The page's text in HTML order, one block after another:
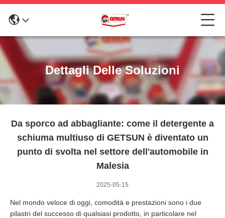
Dettagli Delle Soluzioni
Da sporco ad abbagliante: come il detergente a
schiuma multiuso di GETSUN è diventato un
punto di svolta nel settore dell'automobile in
Malesia
2025-05-15
Nel mondo veloce di oggi, comodità e prestazioni sono i due
pilastri del successo di qualsiasi prodotto, in particolare nel